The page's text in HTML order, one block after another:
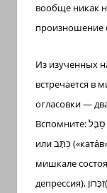
вообще никак
произношение
Из изученных
встречается в
огласовки —
Вспомните:סַבָּל
илиכַּתָּב
мишкале
депрессия), זִכָּרוֹן